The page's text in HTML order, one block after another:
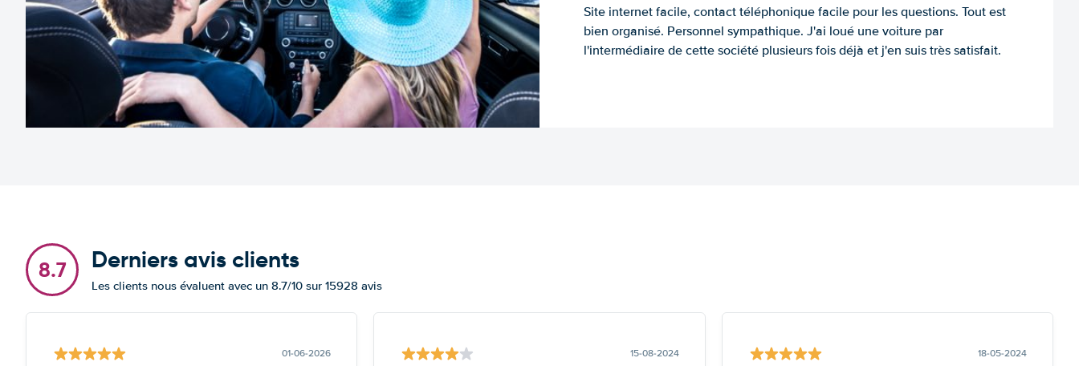
Site internet facile, contact téléphonique facile pour les questions. Tout est
bien organisé. Personnel sympathique. J'ai loué une voiture par
l'intermédiaire de cette société plusieurs fois déjà et j'en suis très satisfait.
8.7 Derniers avis clients
Les clients nous évaluent avec un 8.7/10 sur 15928 avis
01-06-2026 15-08-2024 18-05-2024